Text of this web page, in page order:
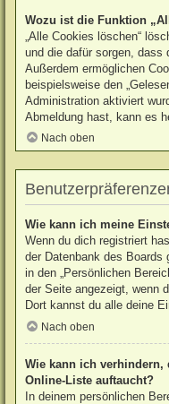
Wozu ist die Funktion
„Alle Cookies löschen“
und die dafür sorgen, dass
Außerdem ermöglichen
beispielsweise den
Administration aktiviert
Abmeldung hast, kann es
Nach oben
Wie kann ich meine
Wenn du dich registriert
der Datenbank des Boards
in den „Persönlichen
der Seite angezeigt, wenn
Dort kannst du alle deine
Nach oben
Wie kann ich verhindern,
Online-Liste auftaucht?
In deinem persönlichen